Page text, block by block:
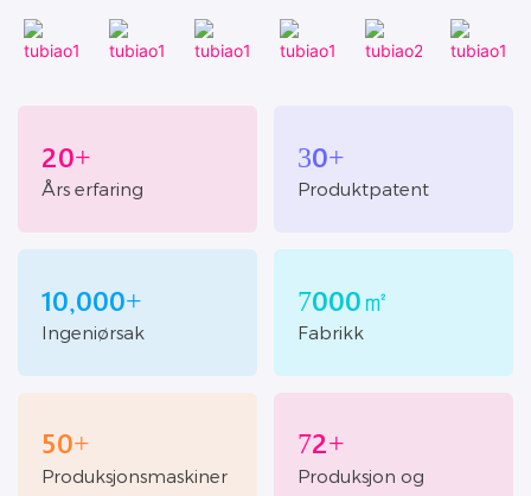
20+
Års erfaring
30+
Produktpatent
10,000+
Ingeniørsak
7000㎡
Fabrikk
50+
Produksjonsmaskiner
72+
Produksjon og